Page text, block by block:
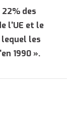
des
l'UE et le
les
1990 ».